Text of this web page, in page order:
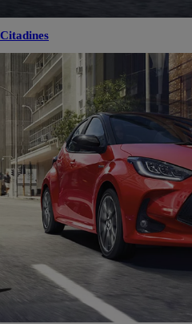
Citadines